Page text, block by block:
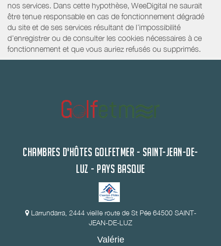
nos services. Dans cette hypothèse, WeeDigital ne saurait
être tenue responsable en cas de fonctionnement dégradé
du site et de ses services résultant de l’impossibilité
d’enregistrer ou de consulter les cookies nécessaires à ce
fonctionnement et que vous auriez refusés ou supprimés.
CHAMBRES D'HÔTES GOLFETMER - SAINT-JEAN-DE-
LUZ - PAYS BASQUE
Larrundarra, 2444 vieille route de St Pée 64500 SAINT-
JEAN-DE-LUZ
Valérie